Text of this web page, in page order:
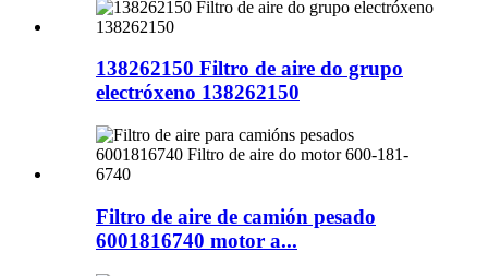
138262150 Filtro de aire do grupo
electróxeno 138262150
Filtro de aire de camión pesado
6001816740 motor a...